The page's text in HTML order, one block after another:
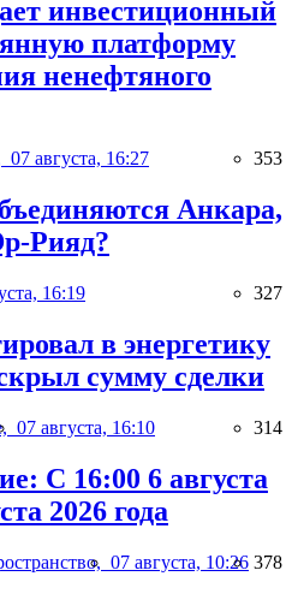
инвестиционный
платформу
ненефтяного
07 августа, 16:27 353
Анкара,
Рияд?
16:19 327
в энергетику
сумму сделки
07 августа, 16:10 314
С 16:00 6 августа
2026 года
07 августа, 10:26 378